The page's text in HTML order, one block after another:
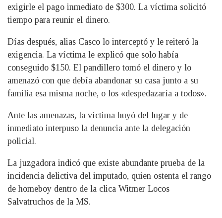
exigirle el pago inmediato de $300. La víctima solicitó
tiempo para reunir el dinero.
Días después, alias Casco lo interceptó y le reiteró la
exigencia. La víctima le explicó que solo había
conseguido $150. El pandillero tomó el dinero y lo
amenazó con que debía abandonar su casa junto a su
familia esa misma noche, o los «despedazaría a todos».
Ante las amenazas, la víctima huyó del lugar y de
inmediato interpuso la denuncia ante la delegación
policial.
La juzgadora indicó que existe abundante prueba de la
incidencia delictiva del imputado, quien ostenta el rango
de homeboy dentro de la clica Witmer Locos
Salvatruchos de la MS.